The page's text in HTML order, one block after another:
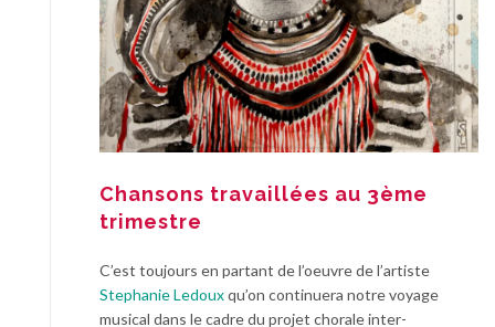
Chansons travaillées au 3ème
trimestre
C’est toujours en partant de l’oeuvre de l’artiste
Stephanie Ledouxqu’on continuera notre voyage
musical dans le cadre du projet chorale inter-